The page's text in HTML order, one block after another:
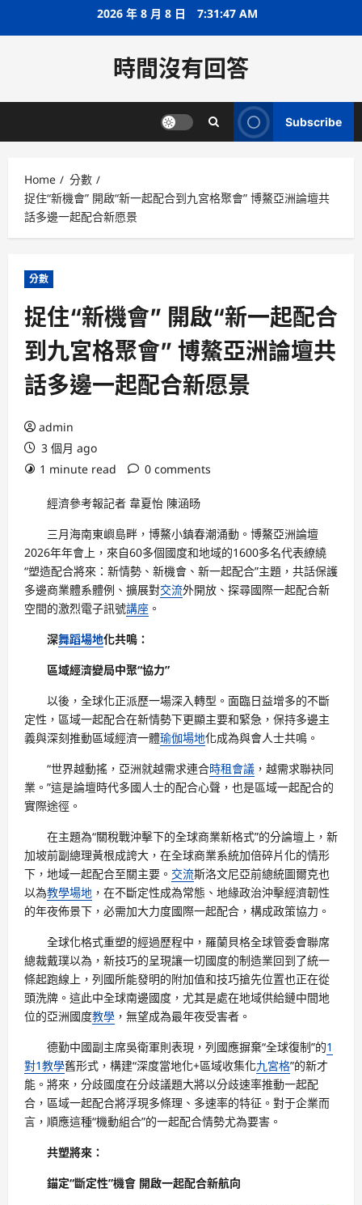
2026 年 8 月 8 日 7:31:48 AM
時間沒有回答
Subscribe
Home
分數
捉住“新機會” 開啟“新一起配合到九宮格聚會” 博鰲亞洲論壇共
話多邊一起配合新愿景
分數
捉住“新機會” 開啟“新一起配合
到九宮格聚會” 博鰲亞洲論壇共
話多邊一起配合新愿景
admin
3 個月 ago
1 minute read
0 comments
經濟參考報記者 韋夏怡 陳涵旸
三月海南東嶼島畔，博鰲小鎮春潮涌動。博鰲亞洲論壇
2026年年會上，來自60多個國度和地域的1600多名代表繚繞
“塑造配合將來：新情勢、新機會、新一起配合”主題，共話保護
多邊商業體系體例、擴展對交流外開放、探尋國際一起配合新
空間的激烈電子訊號講座 。
深舞蹈場地化共鳴：
區域經濟變局中聚“協力”
以後，全球化正派歷一場深入轉型。面臨日益增多的不斷
定性，區域一起配合在新情勢下更顯主要和緊急，保持多邊主
義與深刻推動區域經濟一體瑜伽場地化成為與會人士共鳴。
“世界越動搖，亞洲就越需求連合時租會議 ，越需求聯袂同
業。”這是論壇時代多國人士的配合心聲，也是區域一起配合的
實際途徑。
在主題為“關稅戰沖擊下的全球商業新格式”的分論壇上，新
加坡前副總理黃根成誇大，在全球商業系統加倍碎片化的情形
下，地域一起配合至關主要。 交流斯洛文尼亞前總統圖爾克也
以為教學場地 ，在不斷定性成為常態、地緣政治沖擊經濟韌性
的年夜佈景下，必需加大力度國際一起配合，構成政策協力。
全球化格式重塑的經過歷程中，羅蘭貝格全球管委會聯席
總裁戴璞以為，新技巧的呈現讓一切國度的制造業回到了統一
條起跑線上，列國所能發明的附加值和技巧搶先位置也正在從
頭洗牌。這此中全球南邊國度，尤其是處在地域供給鏈中間地
位的亞洲國度教學 ，無望成為最年夜受害者。
德勤中國副主席吳衛軍則表現，列國應摒棄“全球復制”的1
對1教學舊形式，構建“深度當地化+區域收集化九宮格”的新才
能。將來，分歧國度在分歧議題大將以分歧速率推動一起配
合，區域一起配合將浮現多條理、多速率的特征。對于企業而
言，順應這種“機動組合”的一起配合情勢尤為要害。
共塑將來：
錨定“斷定性”機會 開啟一起配合新航向